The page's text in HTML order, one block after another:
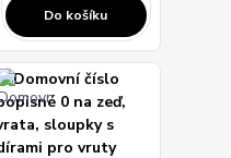
Do košíku